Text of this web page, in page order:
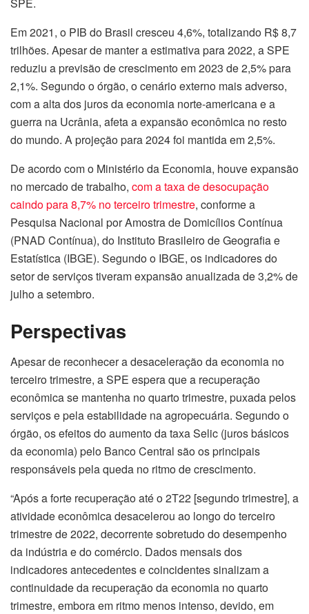
Em 2021, o PIB do Brasil cresceu 4,6%, totalizando R$ 8,7
trilhões. Apesar de manter a estimativa para 2022, a SPE
reduziu a previsão de crescimento em 2023 de 2,5% para
2,1%. Segundo o órgão, o cenário externo mais adverso,
com a alta dos juros da economia norte-americana e a
guerra na Ucrânia, afeta a expansão econômica no resto
do mundo. A projeção para 2024 foi mantida em 2,5%.
De acordo com o Ministério da Economia, houve expansão
no mercado de trabalho, com a taxa de desocupação
caindo para 8,7% no terceiro trimestre, conforme a
Pesquisa Nacional por Amostra de Domicílios Contínua
(PNAD Contínua), do Instituto Brasileiro de Geografia e
Estatística (IBGE). Segundo o IBGE, os indicadores do
setor de serviços tiveram expansão anualizada de 3,2% de
julho a setembro.
Perspectivas
Apesar de reconhecer a desaceleração da economia no
terceiro trimestre, a SPE espera que a recuperação
econômica se mantenha no quarto trimestre, puxada pelos
serviços e pela estabilidade na agropecuária. Segundo o
órgão, os efeitos do aumento da taxa Selic (juros básicos
da economia) pelo Banco Central são os principais
responsáveis pela queda no ritmo de crescimento.
“Após a forte recuperação até o 2T22 [segundo trimestre], a
atividade econômica desacelerou ao longo do terceiro
trimestre de 2022, decorrente sobretudo do desempenho
da indústria e do comércio. Dados mensais dos
indicadores antecedentes e coincidentes sinalizam a
continuidade da recuperação da economia no quarto
trimestre, embora em ritmo menos intenso, devido, em